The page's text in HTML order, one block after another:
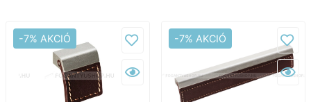
-7% AKCIÓ -7% AKCIÓ